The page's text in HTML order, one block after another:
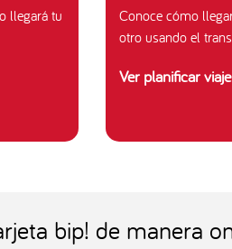
llegará tu
Conoce cómo
otro usando el
Ver planificar viaje
bip! de manera